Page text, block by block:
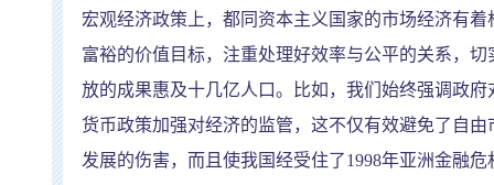
宏观经济政策上，都同资本主义国家的市场经济有
富裕的价值目标，注重处理好效率与公平的关系，
放的成果惠及十几亿人口。比如，我们始终强调政
货币政策加强对经济的监管，这不仅有效避免了自
发展的伤害，而且使我国经受住了1998年亚洲金融危